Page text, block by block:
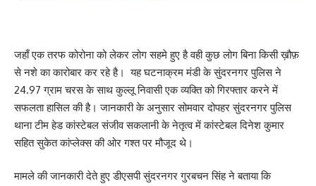
जहाँ एक तरफ कोरोना को लेकर लोग सहमे हुए है वही कुछ लोग बिना किसी ख़ौफ़
से नशे का कारोबार कर रहे है। यह घटनाक्रम मंडी के सुंदरनगर पुलिस ने
24.97 ग्राम चरस के साथ कुल्लू निवासी एक व्यक्ति को गिरफ्तार करने में
सफलता हासिल की है। जानकारी के अनुसार सोमवार दोपहर सुंदरनगर पुलिस
थाना टीम हेड कांस्टेबल संजीव सकलानी के नेतृत्व में कांस्टेबल दिनेश कुमार
सहित सुकेत कांप्लेक्स की ओर गश्त पर मौजूद थे।
मामले की जानकारी देते हुए डीएसपी सुंदरनगर गुरबचन सिंह ने बताया कि